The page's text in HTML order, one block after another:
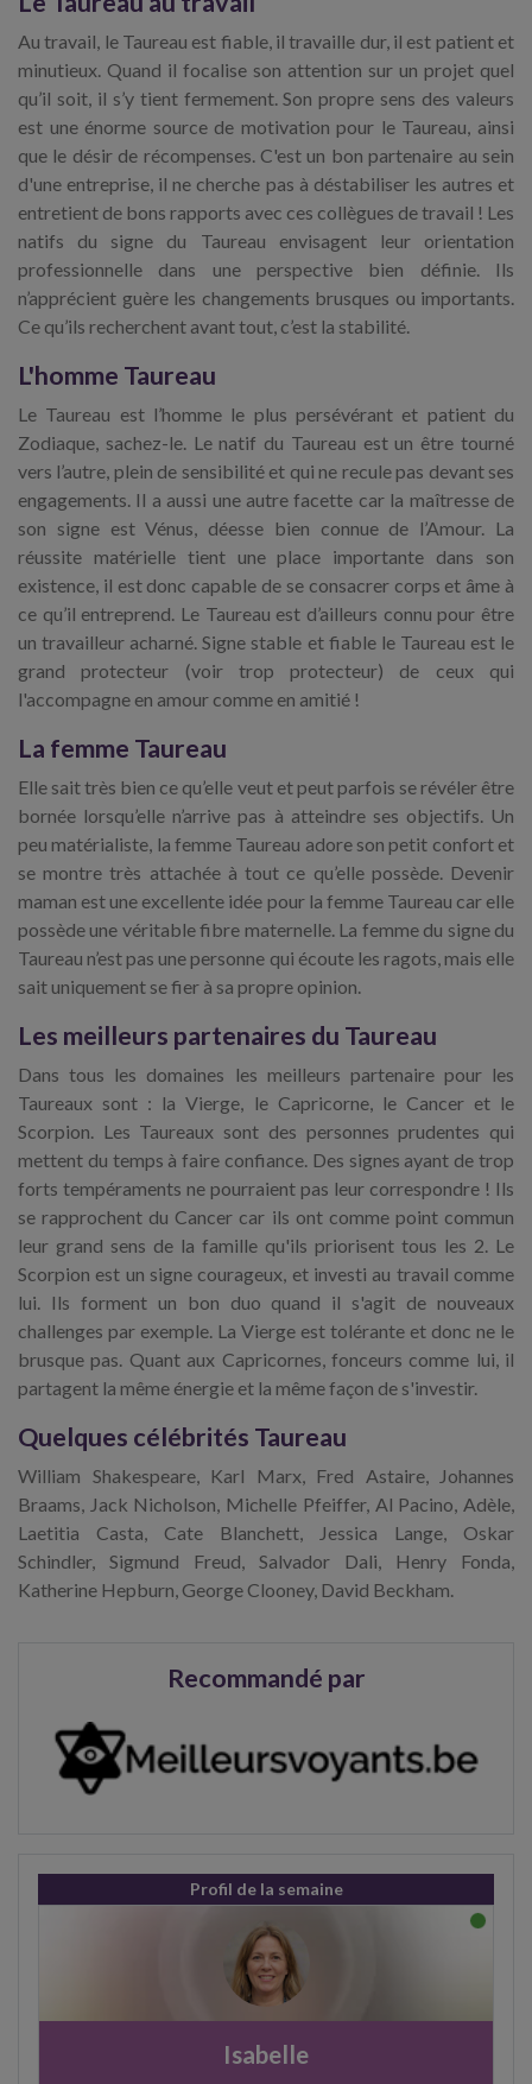
Au travail, le Taureau est fiable, il travaille dur, il est patient et
minutieux. Quand il focalise son attention sur un projet quel
qu’il soit, il s’y tient fermement. Son propre sens des valeurs
est une énorme source de motivation pour le Taureau, ainsi
que le désir de récompenses. C'est un bon partenaire au sein
d'une entreprise, il ne cherche pas à déstabiliser les autres et
entretient de bons rapports avec ces collègues de travail ! Les
natifs du signe du Taureau envisagent leur orientation
professionnelle dans une perspective bien définie. Ils
n’apprécient guère les changements brusques ou importants.
Ce qu’ils recherchent avant tout, c’est la stabilité.
L'homme Taureau
Le Taureau est l’homme le plus persévérant et patient du
Zodiaque, sachez-le. Le natif du Taureau est un être tourné
vers l’autre, plein de sensibilité et qui ne recule pas devant ses
engagements. Il a aussi une autre facette car la maîtresse de
son signe est Vénus, déesse bien connue de l’Amour. La
réussite matérielle tient une place importante dans son
existence, il est donc capable de se consacrer corps et âme à
ce qu’il entreprend. Le Taureau est d’ailleurs connu pour être
un travailleur acharné. Signe stable et fiable le Taureau est le
grand protecteur (voir trop protecteur) de ceux qui
l'accompagne en amour comme en amitié !
La femme Taureau
Elle sait très bien ce qu’elle veut et peut parfois se révéler être
bornée lorsqu’elle n’arrive pas à atteindre ses objectifs. Un
peu matérialiste, la femme Taureau adore son petit confort et
se montre très attachée à tout ce qu’elle possède. Devenir
maman est une excellente idée pour la femme Taureau car elle
possède une véritable fibre maternelle. La femme du signe du
Taureau n’est pas une personne qui écoute les ragots, mais elle
sait uniquement se fier à sa propre opinion.
Les meilleurs partenaires du Taureau
Dans tous les domaines les meilleurs partenaire pour les
Taureaux sont : la Vierge, le Capricorne, le Cancer et le
Scorpion. Les Taureaux sont des personnes prudentes qui
mettent du temps à faire confiance. Des signes ayant de trop
forts tempéraments ne pourraient pas leur correspondre ! Ils
se rapprochent du Cancer car ils ont comme point commun
leur grand sens de la famille qu'ils priorisent tous les 2. Le
Scorpion est un signe courageux, et investi au travail comme
lui. Ils forment un bon duo quand il s'agit de nouveaux
challenges par exemple. La Vierge est tolérante et donc ne le
brusque pas. Quant aux Capricornes, fonceurs comme lui, il
partagent la même énergie et la même façon de s'investir.
Quelques célébrités Taureau
William Shakespeare, Karl Marx, Fred Astaire, Johannes
Braams, Jack Nicholson, Michelle Pfeiffer, Al Pacino, Adèle,
Laetitia Casta, Cate Blanchett, Jessica Lange, Oskar
Schindler, Sigmund Freud, Salvador Dali, Henry Fonda,
Katherine Hepburn, George Clooney, David Beckham.
Recommandé par
Profil de la semaine
Isabelle